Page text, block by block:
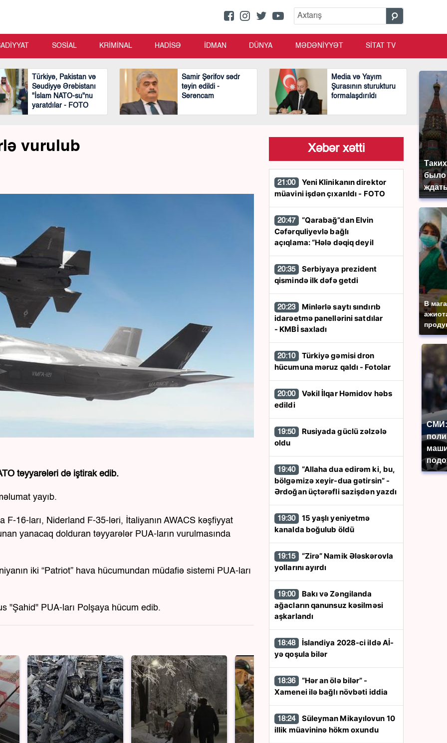
было
В
СМИ:
SOSİAL KRİMİNAL HADİSƏ İDMAN DÜNYA MƏDƏNİYYƏT SİTAT TV
Türkiyə, Pakistan və
Səudiyyə Ərəbistanı
"İslam NATO-su"nu
yaratdılar - FOTO
Samir Şərifov sədr
təyin edildi -
Sərəncam
Media və Yayım
Şurasının sturukturu
formalaşdırıldı
vurulub
təyyarələri də iştirak edib.
yayıb.
F-16-ları, Niderland F-35-ləri, İtaliyanın AWACS kəşfiyyat
yanacaq dolduran təyyarələr PUA-ların vurulmasında
iki “Patriot” hava hücumundan müdafiə sistemi PUA-ları
"Şahid" PUA-ları Polşaya hücum edib.
Xəbər xətti
21:00
müavini işdən çıxarıldı - FOTO
20:47
Cəfərquliyevlə bağlı
açıqlama: “Hələ dəqiq deyil
20:35
qismində ilk dəfə getdi
20:23
idarəetmə panellərini satdılar
- KMBİ saxladı
20:10
hücumuna məruz qaldı - Fotolar
20:00
edildi
19:50
oldu
19:40
bölgəmizə xeyir-dua gətirsin” -
Ərdoğan üçtərəfli sazişdən yazdı
19:30
kanalda boğulub öldü
19:15
yollarını ayırdı
19:00
ağacların qanunsuz kəsilməsi
aşkarlandı
18:48
yə qoşula bilər
18:36
Xamenei ilə bağlı növbəti iddia
18:24
illik müavininə hökm oxundu